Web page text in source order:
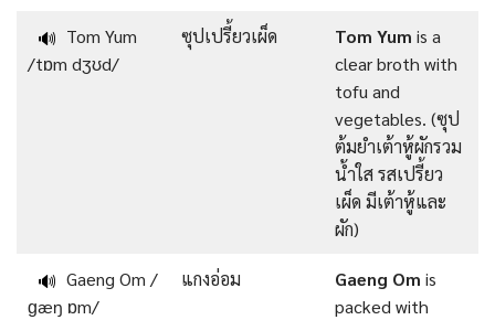
🔊 Tom Yum
/tɒm dʒʊd/
ซุปเปรี้ยวเผ็ด Tom Yum is a
clear broth with
tofu and
vegetables. (ซุป
ต้มยำเต้าหู้ผักรวม
น้ำใส รสเปรี้ยว
เผ็ด มีเต้าหู้และ
ผัก)
🔊 Gaeng Om /
ɡæŋ ɒm/
แกงอ่อม Gaeng Om is
packed with